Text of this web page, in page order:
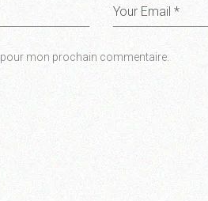
mon prochain commentaire.